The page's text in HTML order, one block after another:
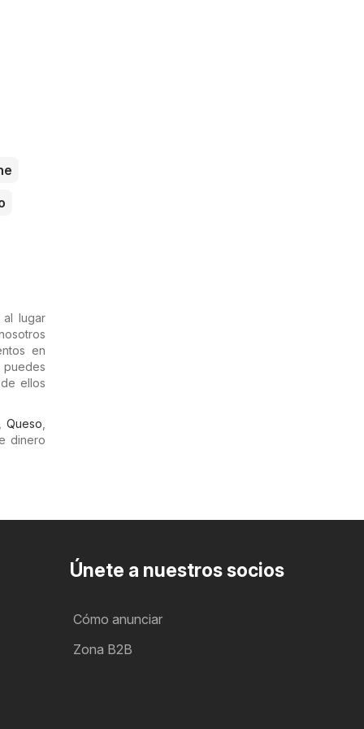
al lugar
en
puedes
ellos
,Queso,
dinero
Únete a nuestros socios
Cómo anunciar
Zona B2B